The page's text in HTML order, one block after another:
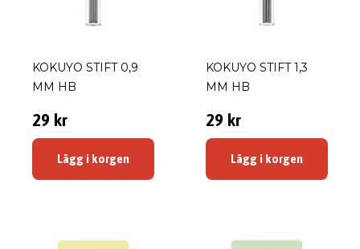
KOKUYO STIFT 0,9
MM HB
29 kr
Lägg i korgen
KOKUYO STIFT 1,3
MM HB
29 kr
Lägg i korgen